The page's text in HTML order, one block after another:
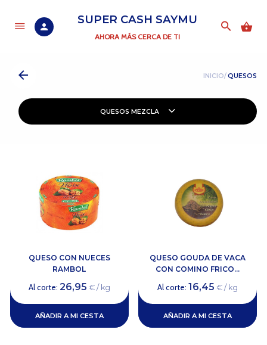
SUPER CASH SAYMU
AHORA MÁS CERCA DE TI
INICIO/QUESOS
QUESOS MEZCLA
QUESO CON NUECES
RAMBOL
Al corte: 26,95 € / kg
AÑADIR A MI CESTA
QUESO GOUDA DE VACA
CON COMINO FRICO...
Al corte:16,45 € / kg
AÑADIR A MI CESTA